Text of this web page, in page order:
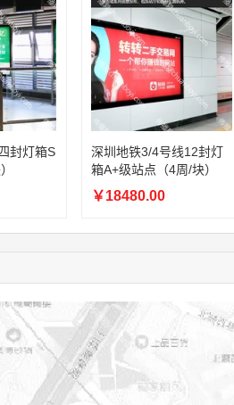
封灯箱S
深圳地铁3/4号线12封灯
箱A+级站点（4周/块）
￥18480.00